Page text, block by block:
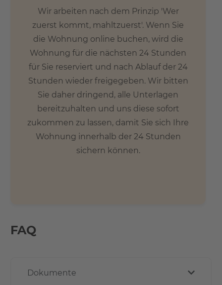
Wir arbeiten nach dem Prinzip 'Wer
zuerst kommt, mahltzuerst'. Wenn Sie
die Wohnung online buchen, wird die
Wohnung für die nächsten 24 Stunden
für Sie reserviert und nach Ablauf der 24
Stunden wieder freigegeben. Wir bitten
Sie daher dringend, alle Unterlagen
bereitzuhalten und uns diese sofort
zukommen zu lassen, damit Sie sich Ihre
Wohnung innerhalb der 24 Stunden
sichern können.
FAQ
Dokumente